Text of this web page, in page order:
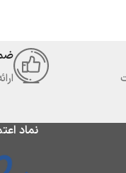
نماد